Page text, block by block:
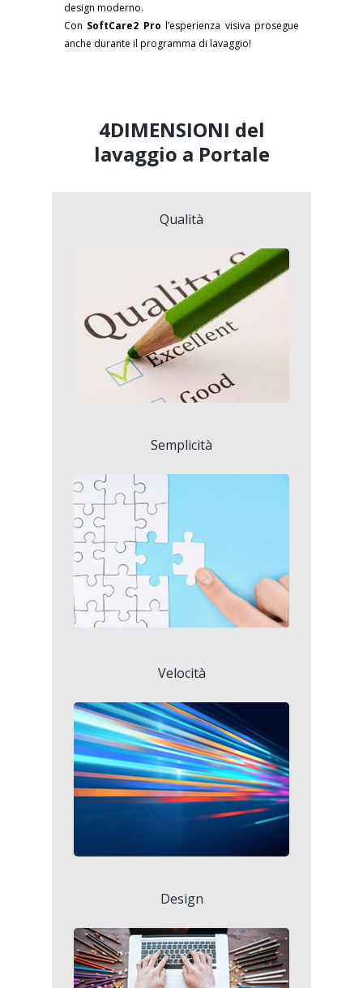
design moderno.
Con SoftCare2 Pro l’esperienza visiva prosegue
anche durante il programma di lavaggio!
4DIMENSIONI del
lavaggio a Portale
Qualità
Semplicità
Velocità
Design